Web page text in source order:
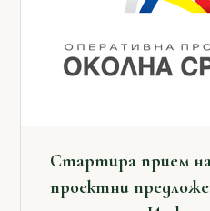
Стартира прием
проектни